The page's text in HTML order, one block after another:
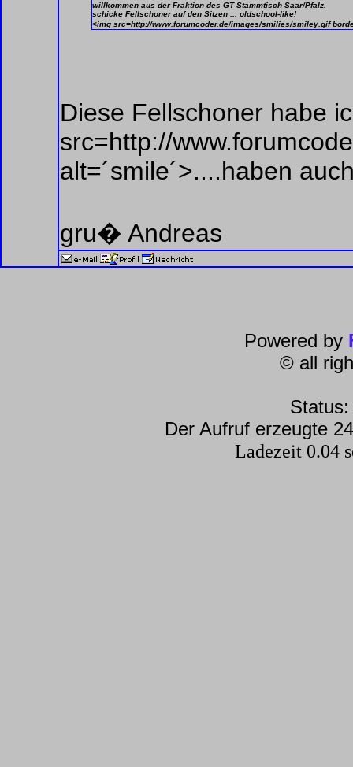
willkommen aus der Fraktion des GT Stammtisch Saar/Pfalz.
schicke Fellschoner auf den Sitzen ... oldschool-like!
<img src=http://www.forumcoder.de/images/smilies/smiley.gif
Diese Fellschoner habe
src=http://
alt=´smile´>....haben
gru� Andreas
Powered by
© all
Der Aufruf erzeugte
Ladezeit 0.04